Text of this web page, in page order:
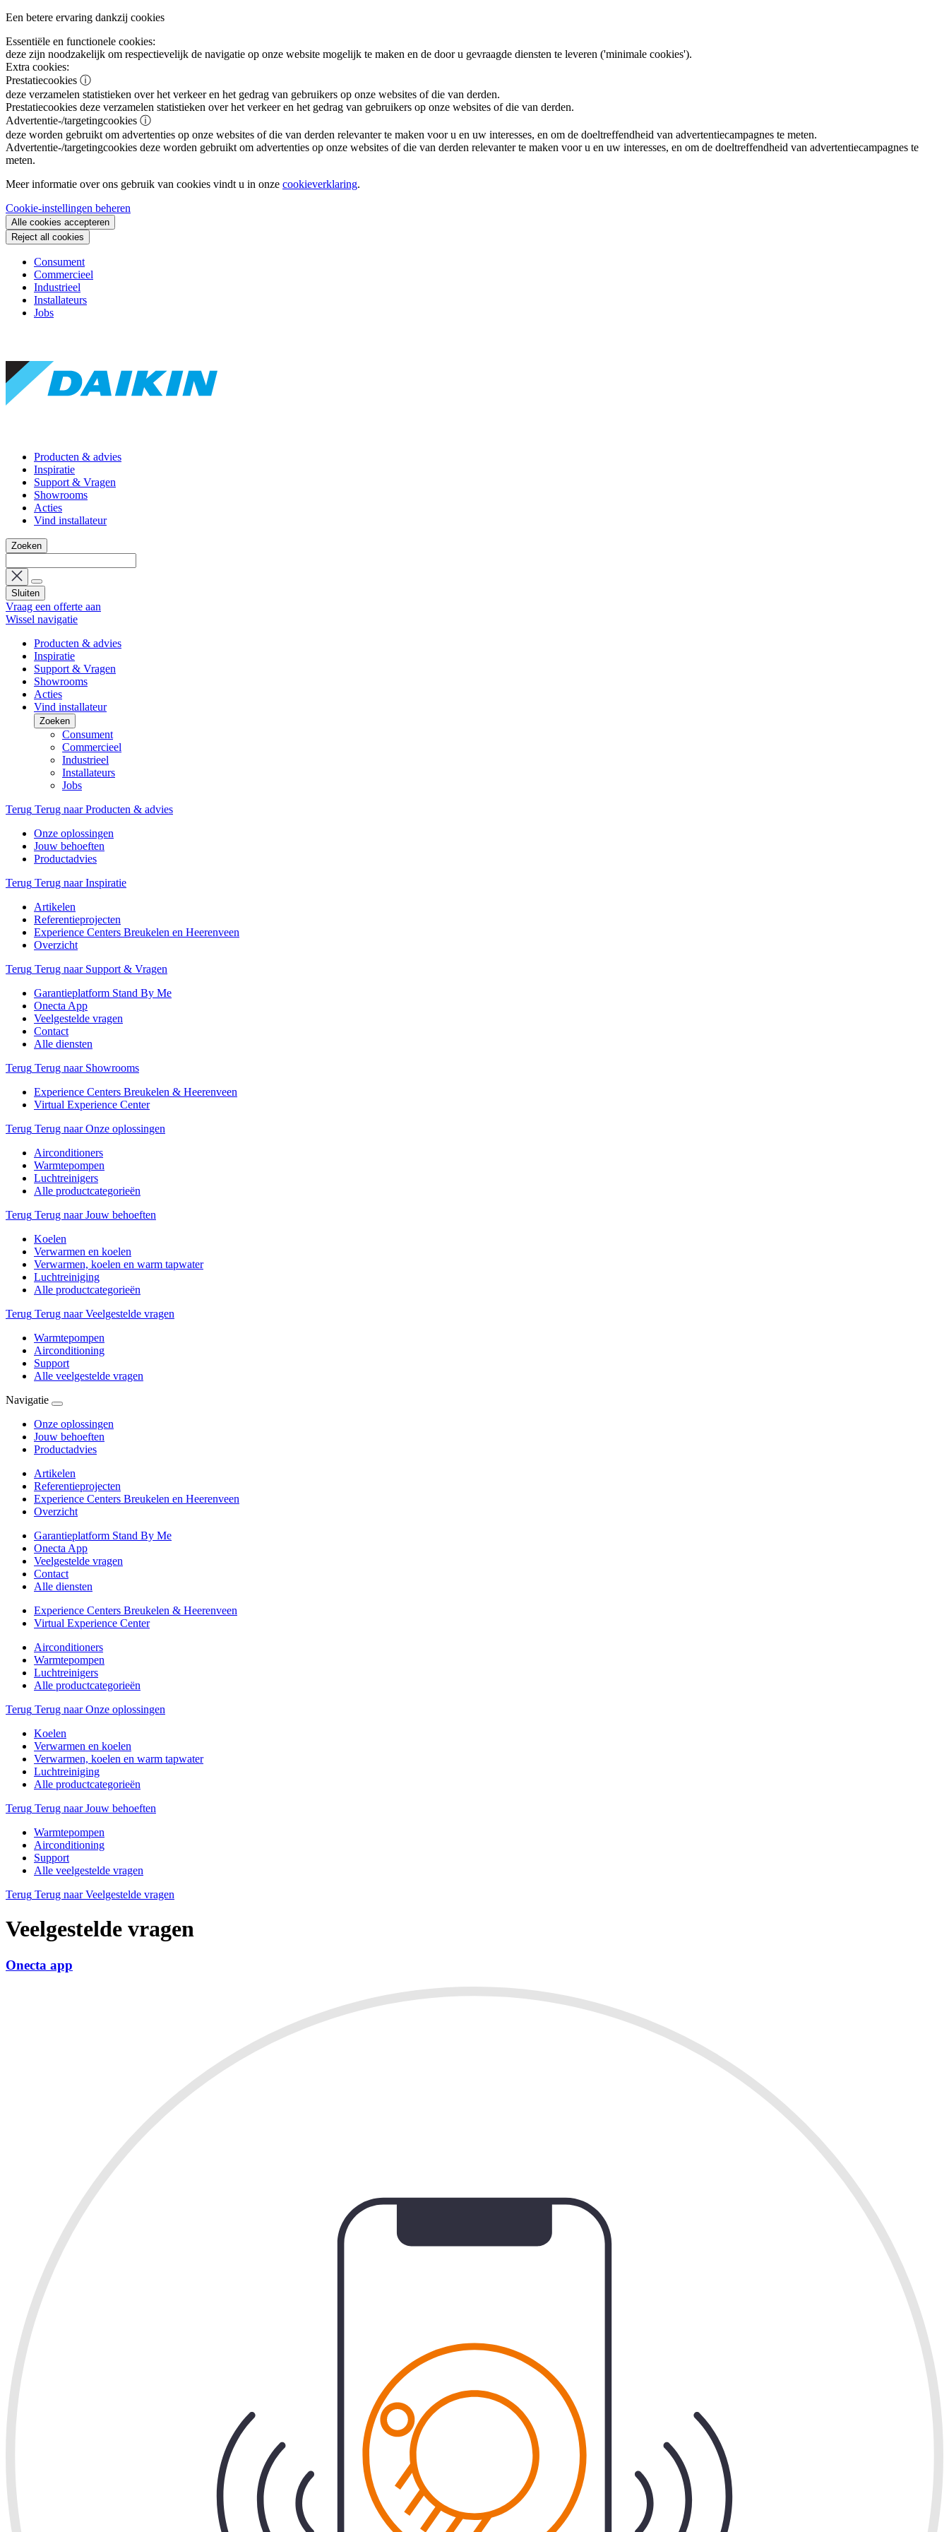
Een betere ervaring dankzij cookies
Essentiële en functionele cookies:
deze zijn noodzakelijk om respectievelijk de navigatie op onze website mogelijk te maken en de door u gevraagde diensten te leveren ('minimale cookies').
Extra cookies:
Prestatiecookies ⓘ
deze verzamelen statistieken over het verkeer en het gedrag van gebruikers op onze websites of die van derden.
Prestatiecookies deze verzamelen statistieken over het verkeer en het gedrag van gebruikers op onze websites of die van derden.
Advertentie-/targetingcookies ⓘ
deze worden gebruikt om advertenties op onze websites of die van derden relevanter te maken voor u en uw interesses, en om de doeltreffendheid van advertentiecampagnes te meten.
Advertentie-/targetingcookies deze worden gebruikt om advertenties op onze websites of die van derden relevanter te maken voor u en uw interesses, en om de doeltreffendheid van advertentiecampagnes te
meten.
Meer informatie over ons gebruik van cookies vindt u in onze cookieverklaring.
Cookie-instellingen beheren
Alle cookies accepteren
Reject all cookies
Consument
Commercieel
Industrieel
Installateurs
Jobs
Producten & advies
Inspiratie
Support & Vragen
Showrooms
Acties
Vind installateur
Zoeken
Sluiten
Vraag een offerte aan
Wissel navigatie
Producten & advies
Inspiratie
Support & Vragen
Showrooms
Acties
Vind installateur
Zoeken
Consument
Commercieel
Industrieel
Installateurs
Jobs
Terug Terug naar Producten & advies
Onze oplossingen
Jouw behoeften
Productadvies
Terug Terug naar Inspiratie
Artikelen
Referentieprojecten
Experience Centers Breukelen en Heerenveen
Overzicht
Terug Terug naar Support & Vragen
Garantieplatform Stand By Me
Onecta App
Veelgestelde vragen
Contact
Alle diensten
Terug Terug naar Showrooms
Experience Centers Breukelen & Heerenveen
Virtual Experience Center
Terug Terug naar Onze oplossingen
Airconditioners
Warmtepompen
Luchtreinigers
Alle productcategorieën
Terug Terug naar Jouw behoeften
Koelen
Verwarmen en koelen
Verwarmen, koelen en warm tapwater
Luchtreiniging
Alle productcategorieën
Terug Terug naar Veelgestelde vragen
Warmtepompen
Airconditioning
Support
Alle veelgestelde vragen
Navigatie
Onze oplossingen
Jouw behoeften
Productadvies
Artikelen
Referentieprojecten
Experience Centers Breukelen en Heerenveen
Overzicht
Garantieplatform Stand By Me
Onecta App
Veelgestelde vragen
Contact
Alle diensten
Experience Centers Breukelen & Heerenveen
Virtual Experience Center
Airconditioners
Warmtepompen
Luchtreinigers
Alle productcategorieën
Terug Terug naar Onze oplossingen
Koelen
Verwarmen en koelen
Verwarmen, koelen en warm tapwater
Luchtreiniging
Alle productcategorieën
Terug Terug naar Jouw behoeften
Warmtepompen
Airconditioning
Support
Alle veelgestelde vragen
Terug Terug naar Veelgestelde vragen
Veelgestelde vragen
Onecta app